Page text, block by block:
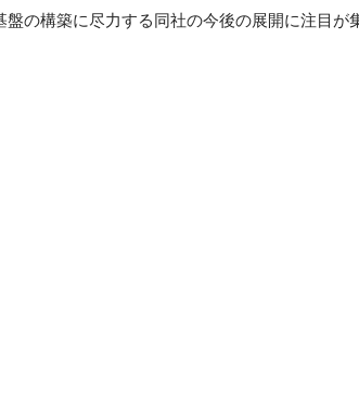
の構築に尽力する同社の今後の展開に注目が